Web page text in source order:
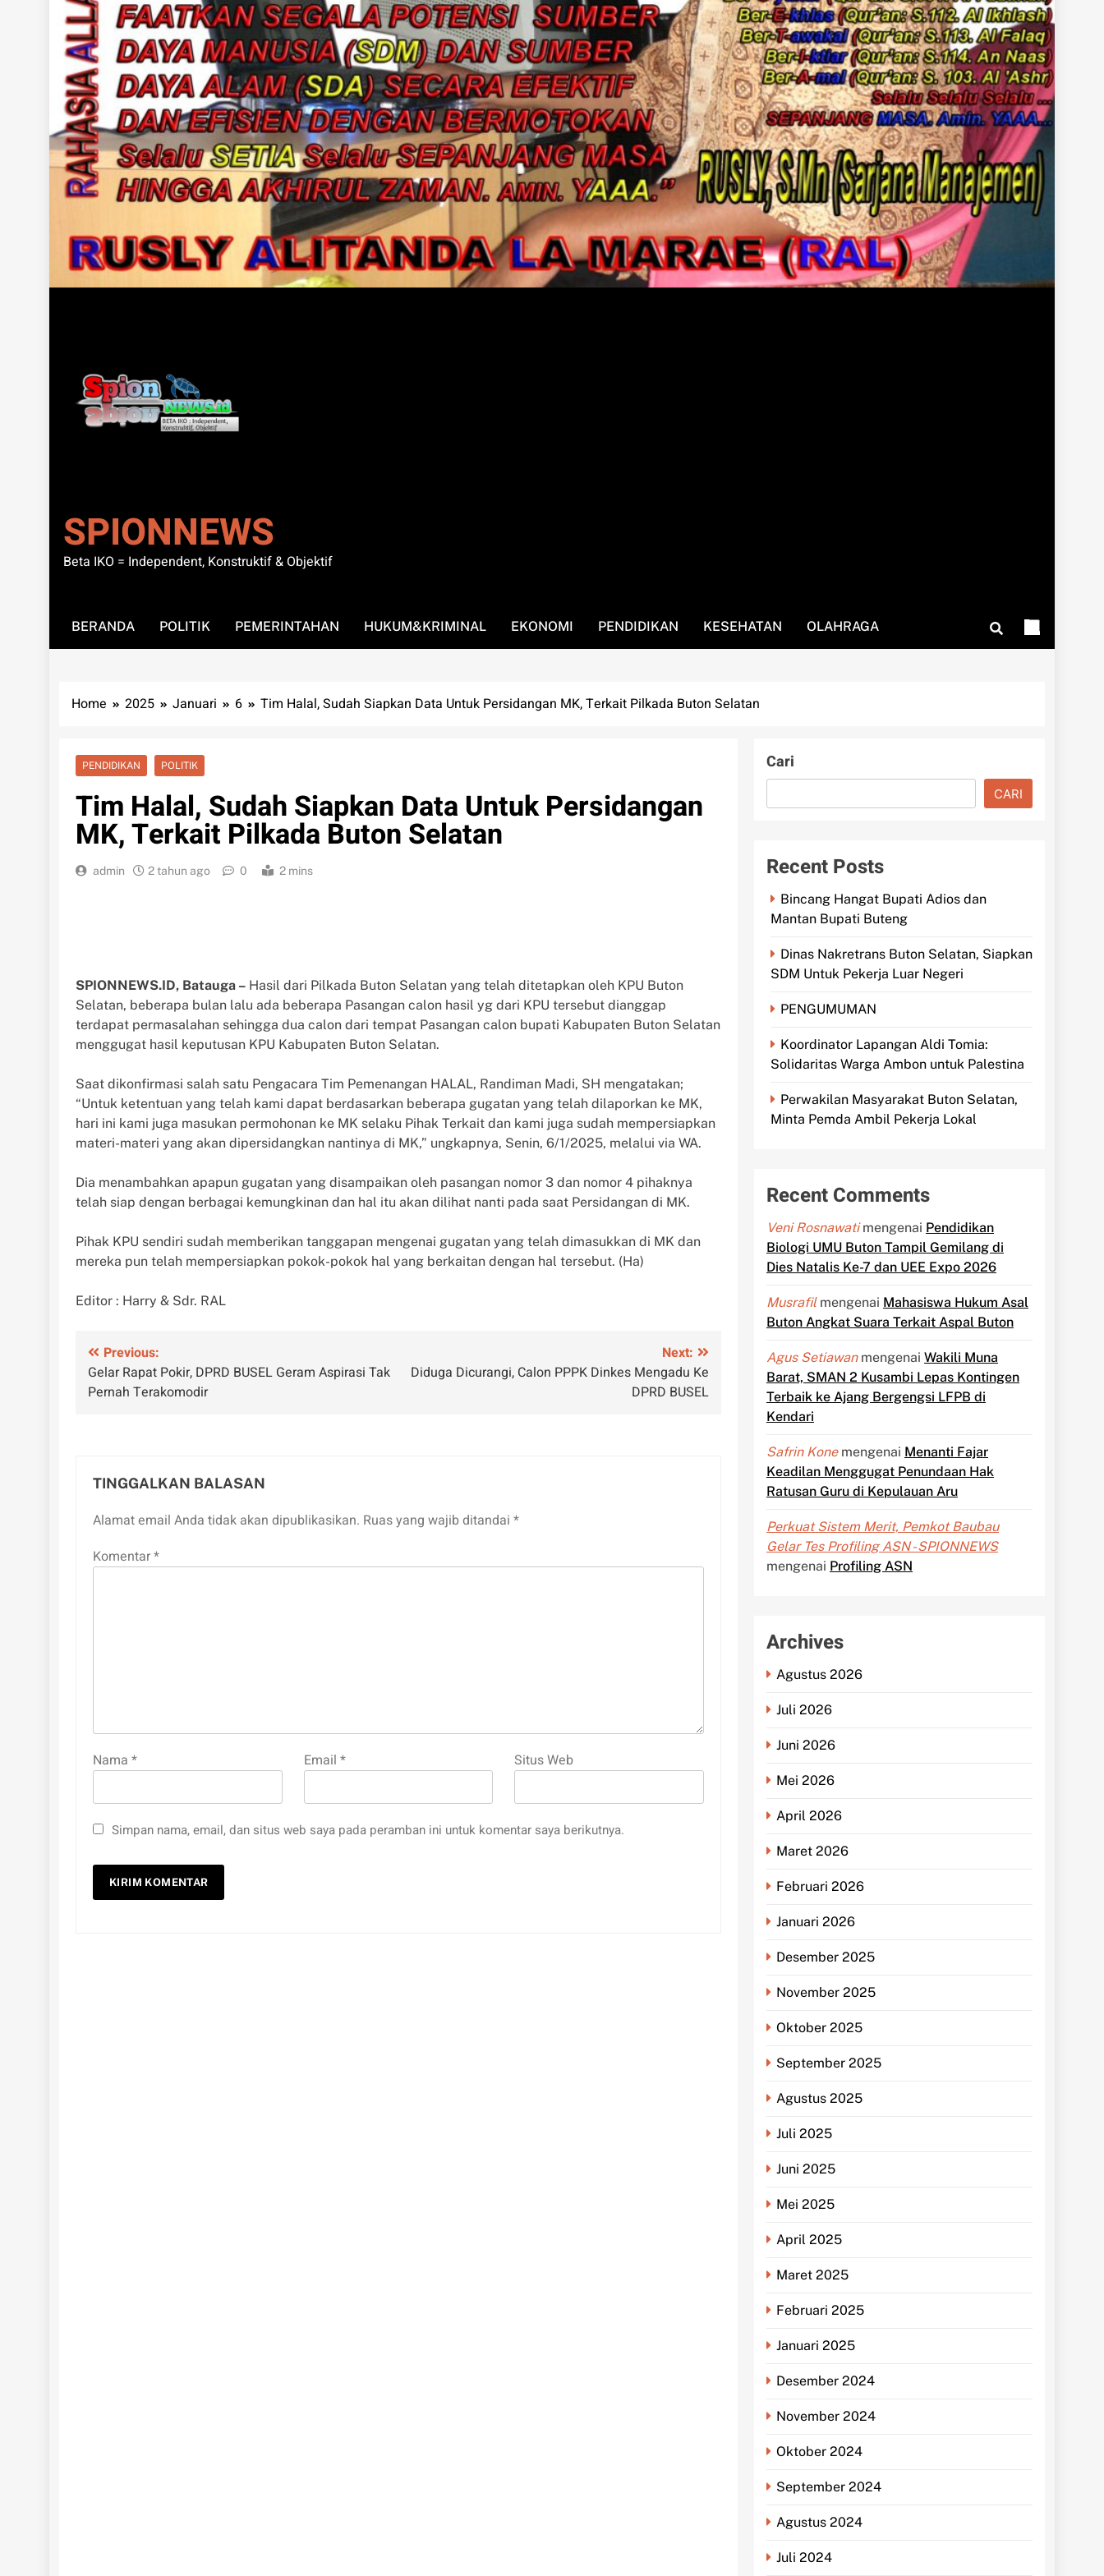
SPIONNEWS
Beta IKO = Independent, Konstruktif & Objektif
BERANDA POLITIK PEMERINTAHAN HUKUM&KRIMINAL EKONOMI PENDIDIKAN KESEHATAN OLAHRAGA
Home 2025 Januari 6 Tim Halal, Sudah Siapkan Data Untuk Persidangan MK, Terkait Pilkada Buton Selatan
PENDIDIKAN POLITIK
Tim Halal, Sudah Siapkan Data Untuk Persidangan
MK, Terkait Pilkada Buton Selatan
admin 2 tahun ago 0 2 mins
SPIONNEWS.ID, Batauga – Hasil dari Pilkada Buton Selatan yang telah ditetapkan oleh KPU Buton
Selatan, beberapa bulan lalu ada beberapa Pasangan calon hasil yg dari KPU tersebut dianggap
terdapat permasalahan sehingga dua calon dari tempat Pasangan calon bupati Kabupaten Buton Selatan
menggugat hasil keputusan KPU Kabupaten Buton Selatan.
Saat dikonfirmasi salah satu Pengacara Tim Pemenangan HALAL, Randiman Madi, SH mengatakan;
“Untuk ketentuan yang telah kami dapat berdasarkan beberapa gugatan yang telah dilaporkan ke MK,
hari ini kami juga masukan permohonan ke MK selaku Pihak Terkait dan kami juga sudah mempersiapkan
materi-materi yang akan dipersidangkan nantinya di MK,” ungkapnya, Senin, 6/1/2025, melalui via WA.
Dia menambahkan apapun gugatan yang disampaikan oleh pasangan nomor 3 dan nomor 4 pihaknya
telah siap dengan berbagai kemungkinan dan hal itu akan dilihat nanti pada saat Persidangan di MK.
Pihak KPU sendiri sudah memberikan tanggapan mengenai gugatan yang telah dimasukkan di MK dan
mereka pun telah mempersiapkan pokok-pokok hal yang berkaitan dengan hal tersebut. (Ha)
Editor : Harry & Sdr. RAL
Navigasi
pos
Previous:
Gelar Rapat Pokir, DPRD BUSEL Geram Aspirasi Tak
Pernah Terakomodir
Next:
Diduga Dicurangi, Calon PPPK Dinkes Mengadu Ke
DPRD BUSEL
TINGGALKAN BALASAN
Alamat email Anda tidak akan dipublikasikan. Ruas yang wajib ditandai *
Komentar*
Nama * Email * Situs Web
Simpan nama, email, dan situs web saya pada peramban ini untuk komentar saya berikutnya.
Cari
CARI
Recent Posts
Bincang Hangat Bupati Adios dan
Mantan Bupati Buteng
Dinas Nakretrans Buton Selatan, Siapkan
SDM Untuk Pekerja Luar Negeri
PENGUMUMAN
Koordinator Lapangan Aldi Tomia:
Solidaritas Warga Ambon untuk Palestina
Perwakilan Masyarakat Buton Selatan,
Minta Pemda Ambil Pekerja Lokal
Recent Comments
Veni Rosnawatimengenai Pendidikan
Biologi UMU Buton Tampil Gemilang di
Dies Natalis Ke-7 dan UEE Expo 2026
Musrafilmengenai Mahasiswa Hukum Asal
Buton Angkat Suara Terkait Aspal Buton
Agus Setiawanmengenai Wakili Muna
Barat, SMAN 2 Kusambi Lepas Kontingen
Terbaik ke Ajang Bergengsi LFPB di
Kendari
Safrin Konemengenai Menanti Fajar
Keadilan Menggugat Penundaan Hak
Ratusan Guru di Kepulauan Aru
Perkuat Sistem Merit, Pemkot Baubau
Gelar Tes Profiling ASN - SPIONNEWS
mengenai Profiling ASN
Archives
Agustus 2026
Juli 2026
Juni 2026
Mei 2026
April 2026
Maret 2026
Februari 2026
Januari 2026
Desember 2025
November 2025
Oktober 2025
September 2025
Agustus 2025
Juli 2025
Juni 2025
Mei 2025
April 2025
Maret 2025
Februari 2025
Januari 2025
Desember 2024
November 2024
Oktober 2024
September 2024
Agustus 2024
Juli 2024